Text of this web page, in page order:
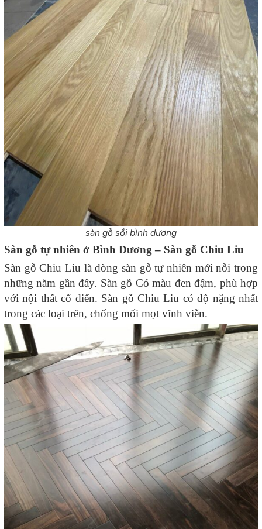
sàn gỗ sồi bình dương
Sàn gỗ tự nhiên ở Bình Dương – Sàn gỗ Chiu Liu
Sàn gỗ Chiu Liu là dòng sàn gỗ tự nhiên mới nỗi trong
những năm gần đây. Sàn gỗ Có màu đen đậm, phù hợp
với nội thất cổ điển. Sàn gỗ Chiu Liu có độ nặng nhất
trong các loại trên, chống mối mọt vĩnh viễn.